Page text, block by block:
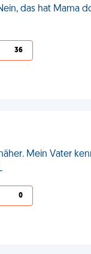
das hat Mama
36
Mein Vater
0